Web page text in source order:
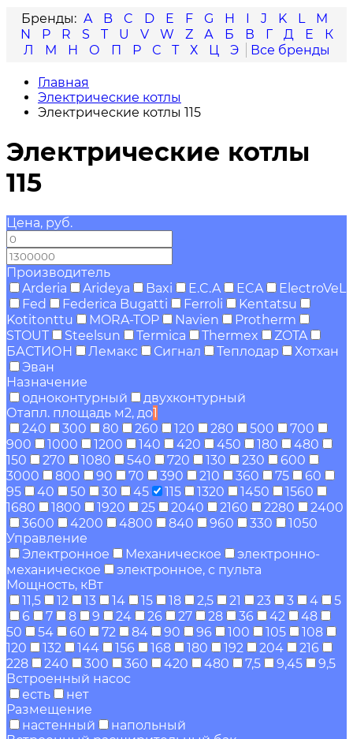
A
B C D E F G H I J K L
M
N
P R S T U V W Z А Б В Г Д Е
К
Л
М Н О П Р С Т Х Ц Э
Главная
Электрические котлы
Электрические котлы 115
Электрические котлы
115
Цена, руб.
Производитель
Arderia
Arideya Baxi E.C.A ECA
ElectroVeL
Fed
Federica Bugatti Ferroli
Kentatsu
Kotitonttu
MORA-TOP Navien
Protherm
STOUT
Steelsun Termica Thermex
ZOTA
БАСТИОН
Лемакс Сигнал Теплодар
Хотхан
Эван
Назначение
одноконтурный
двухконтурный
Отапл. площадь м2, до1
240
300 80 260 120 280 500
700
900
1000 1200 140 420 450 180
480
150
270 1080 540 720 130 230
600
3000
800 90 70 390 210 360 75
60
95
40 50 30 45 115 1320 1450
1560
1680
1800 1920 25 2040 2160 2280
2400
3600
4200 4800 840 960 330
1050
Управление
Электронное
Механическое
электронно-
механическое
электронное, с пульта
Мощность, кВт
11,5
12 13 14 15 18 2,5 21 23 3 4
5
6
7 8 9 24 26 27 28 36 42
48
50
54 60 72 84 90 96 100 105
108
120
132 144 156 168 180 192 204
216
228
240 300 360 420 480 7,5 9,45
9,5
Встроенный насос
есть
нет
Размещение
настенный
напольный